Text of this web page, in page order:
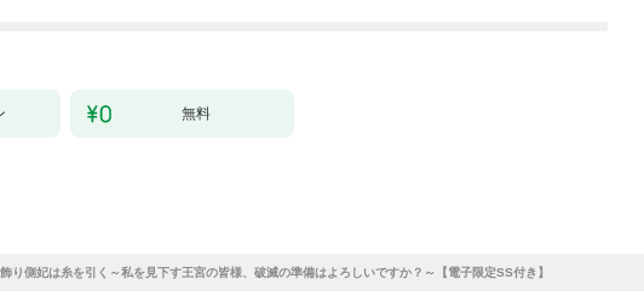
無料
り側妃は糸を引く～私を見下す王宮の皆様、破滅の準備はよろしいですか？～【電子限定SS付き】